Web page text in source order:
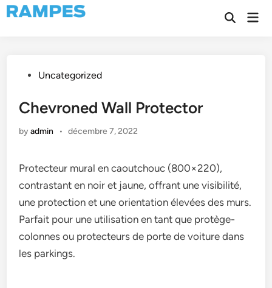
Skip
to
Open
PostedUncategorized
Chevroned Wall Protector
byadmin • décembre 7, 2022
Protecteur mural en caoutchouc (800×220),
contrastant en noir et jaune, offrant une visibilité,
une protection et une orientation élevées des murs.
Parfait pour une utilisation en tant que protège-
colonnes ou protecteurs de porte de voiture dans
les parkings.